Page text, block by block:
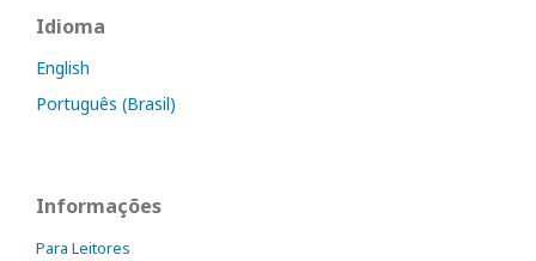
Idioma
English
Português (Brasil)
Informações
Para Leitores